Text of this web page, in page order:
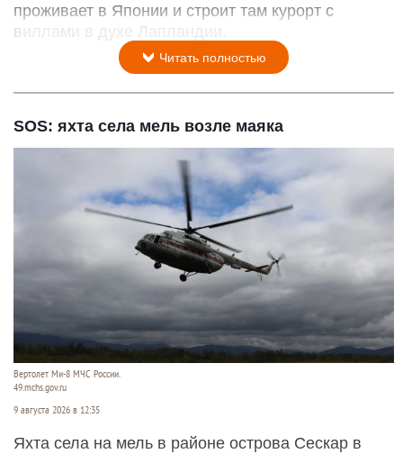
проживает в Японии и строит там курорт с
виллами в духе Лапландии.
Читать полностью
SOS: яхта села мель возле маяка
Вертолет Ми-8 МЧС России.
49.mchs.gov.ru
9 августа 2026 в 12:35
Яхта села на мель в районе острова Сескар в